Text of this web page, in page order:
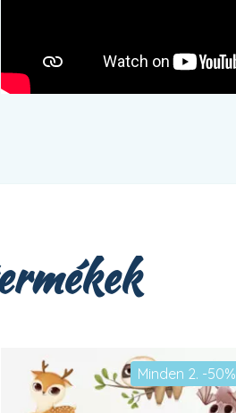
Minden 2. -50%